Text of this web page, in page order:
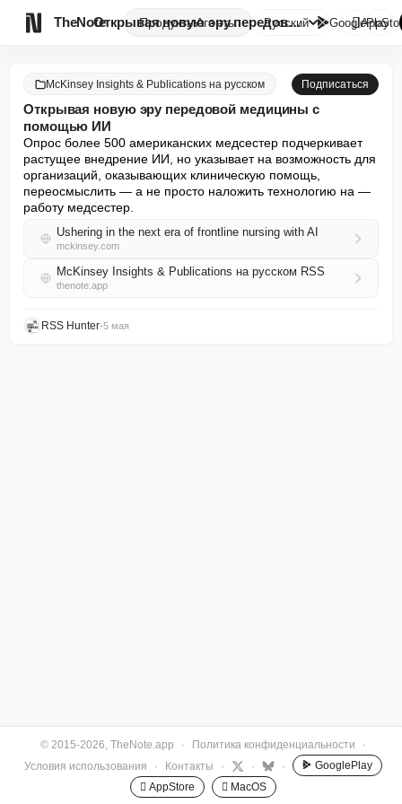
TheNote ПродуктыАгенты Открывая новую эру передовой м...
Русский GooglePlay

McKinsey Insights & Publications на русском Подписаться
Открывая новую эру передовой медицины с
помощью ИИ
Опрос более 500 американских медсестер подчеркивает
растущее внедрение ИИ, но указывает на возможность для
организаций, оказывающих клиническую помощь,
переосмыслить — а не просто наложить технологию на —
работу медсестер.
Ushering in the next era of frontline nursing with AI
mckinsey.com
McKinsey Insights & Publications на русском RSS
thenote.app
RSS Hunter•5 мая
© 2015-2026, TheNote.app · Политика конфиденциальности
·
Условия использования
· Контакты · · ·
GooglePlay
 AppStore
 MacOS